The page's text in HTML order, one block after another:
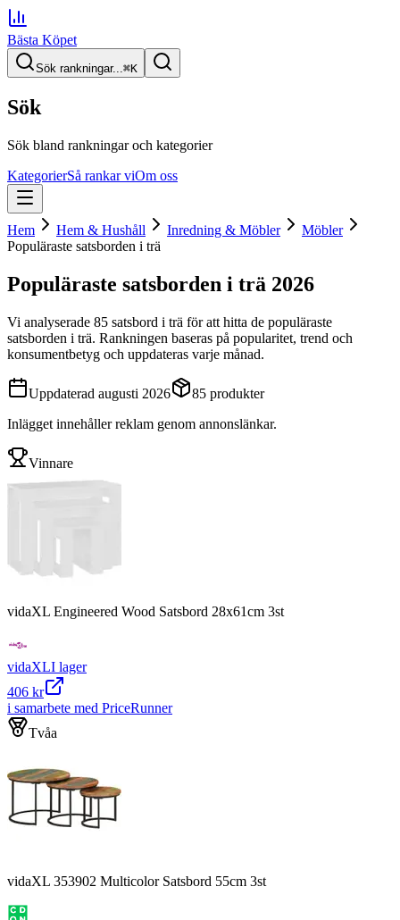
Bästa Köpet
Sök rankningar...⌘K
Sök
Sök bland rankningar och kategorier
KategorierSå rankar viOm oss
Hem Hem & Hushåll Inredning & Möbler
Möbler
Populäraste satsborden i trä
Populäraste satsborden i trä 2026
Vi analyserade 85 satsbord i trä för att hitta de populäraste
satsborden i trä. Rankningen baseras på popularitet, trend och
konsumentbetyg och uppdateras varje månad.
Uppdaterad augusti 2026 85 produkter
Inlägget innehåller reklam genom annonslänkar.
Vinnare
vidaXL Engineered Wood Satsbord 28x61cm 3st
vidaXLI lager
406 kr
i samarbete med PriceRunner
Tvåa
vidaXL 353902 Multicolor Satsbord 55cm 3st